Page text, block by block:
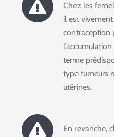
Chez les
il est vivement
contraception
terme
type tumeurs
utérines.
En revanche,